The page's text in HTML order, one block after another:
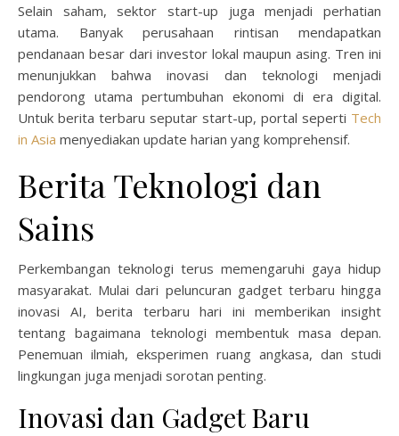
Selain saham, sektor start-up juga menjadi perhatian
utama. Banyak perusahaan rintisan mendapatkan
pendanaan besar dari investor lokal maupun asing. Tren ini
menunjukkan bahwa inovasi dan teknologi menjadi
pendorong utama pertumbuhan ekonomi di era digital.
Untuk berita terbaru seputar start-up, portal seperti Tech
in Asia menyediakan update harian yang komprehensif.
Berita Teknologi dan
Sains
Perkembangan teknologi terus memengaruhi gaya hidup
masyarakat. Mulai dari peluncuran gadget terbaru hingga
inovasi AI, berita terbaru hari ini memberikan insight
tentang bagaimana teknologi membentuk masa depan.
Penemuan ilmiah, eksperimen ruang angkasa, dan studi
lingkungan juga menjadi sorotan penting.
Inovasi dan Gadget Baru